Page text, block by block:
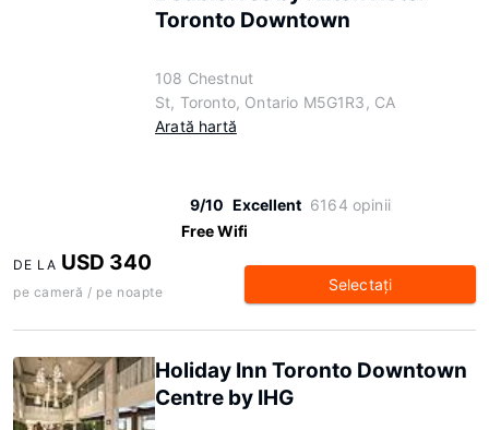
Toronto Downtown
108 Chestnut
St, Toronto, Ontario M5G1R3, CA
Arată hartă
9/10 Excellent 6164 opinii
Free Wifi
DE LA USD 340
pe cameră / pe noapte Selectaţi
Holiday Inn Toronto Downtown
Centre by IHG